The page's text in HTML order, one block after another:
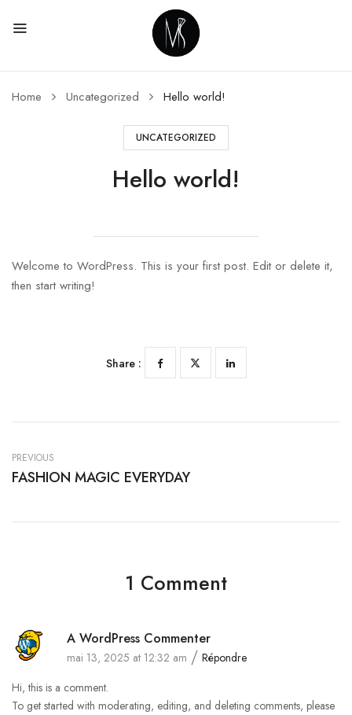
Home Uncategorized Hello world!
UNCATEGORIZED
Hello world!
Welcome to WordPress. This is your first post. Edit or delete it,
then start writing!
Share :
PREVIOUS
FASHION MAGIC EVERYDAY
1 Comment
A WordPress Commenter
mai 13, 2025 at 12:32 am
Répondre
Hi, this is a comment.
To get started with moderating, editing, and deleting comments, please